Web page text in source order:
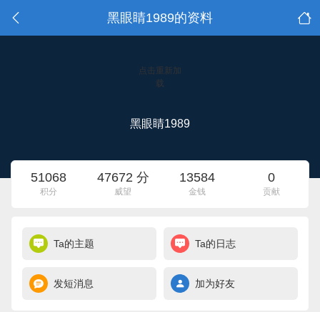
黑眼睛1989的资料
点击重新加
载
黑眼睛1989
51068
积分
47672 分
威望
13584
金钱
0
贡献
Ta的主题 Ta的日志
发短消息 加为好友